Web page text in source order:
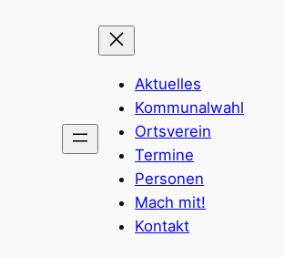
Aktuelles
Kommunalwahl
Ortsverein
Termine
Personen
Mach mit!
Kontakt